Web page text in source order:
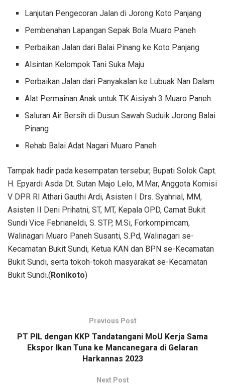
Lanjutan Pengecoran Jalan di Jorong Koto Panjang
Pembenahan Lapangan Sepak Bola Muaro Paneh
Perbaikan Jalan dari Balai Pinang ke Koto Panjang
Alsintan Kelompok Tani Suka Maju
Perbaikan Jalan dari Panyakalan ke Lubuak Nan Dalam
Alat Permainan Anak untuk TK Aisiyah 3 Muaro Paneh
Saluran Air Bersih di Dusun Sawah Suduik Jorong Balai
Pinang
Rehab Balai Adat Nagari Muaro Paneh
Tampak hadir pada kesempatan tersebur, Bupati Solok Capt.
H. Epyardi Asda Dt. Sutan Majo Lelo, M.Mar, Anggota Komisi
V DPR RI Athari Gauthi Ardi, Asisten I Drs. Syahrial, MM,
Asisten II Deni Prihatni, ST, MT, Kepala OPD, Camat Bukit
Sundi Vice Febrianeldi, S. STP, M.Si, Forkompimcam,
Walinagari Muaro Paneh Susanti, S.Pd, Walinagari se-
Kecamatan Bukit Sundi, Ketua KAN dan BPN se-Kecamatan
Bukit Sundi, serta tokoh-tokoh masyarakat se-Kecamatan
Bukit Sundi.(Ronikoto)
Previous Post
PT PIL dengan KKP Tandatangani MoU Kerja Sama
Ekspor Ikan Tuna ke Mancanegara di Gelaran
Harkannas 2023
Next Post